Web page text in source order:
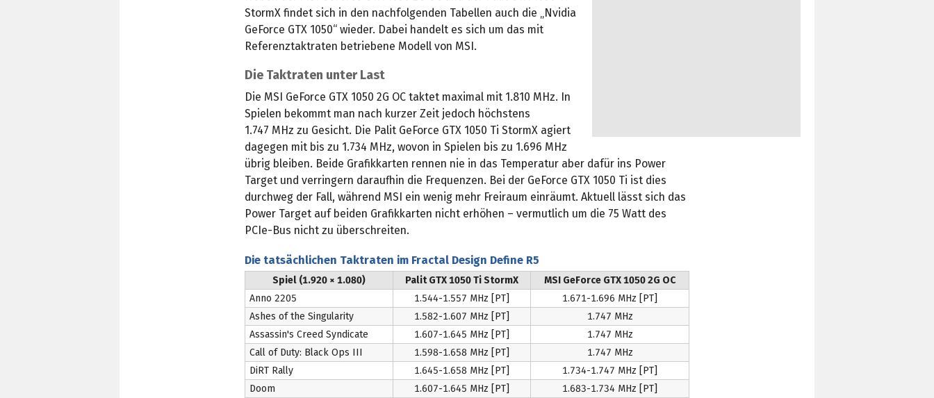
StormX findet sich in den nachfolgenden Tabellen auch die „Nvidia
GeForce GTX 1050“ wieder. Dabei handelt es sich um das mit
Referenztaktraten betriebene Modell von MSI.
Die Taktraten unter Last
Die MSI GeForce GTX 1050 2G OC taktet maximal mit 1.810 MHz. In
Spielen bekommt man nach kurzer Zeit jedoch höchstens
1.747 MHz zu Gesicht. Die Palit GeForce GTX 1050 Ti StormX agiert
dagegen mit bis zu 1.734 MHz, wovon in Spielen bis zu 1.696 MHz
übrig bleiben. Beide Grafikkarten rennen nie in das Temperatur aber dafür ins Power
Target und verringern daraufhin die Frequenzen. Bei der GeForce GTX 1050 Ti ist dies
durchweg der Fall, während MSI ein wenig mehr Freiraum einräumt. Aktuell lässt sich das
Power Target auf beiden Grafikkarten nicht erhöhen – vermutlich um die 75 Watt des
PCIe-Bus nicht zu überschreiten.
Die tatsächlichen Taktraten im Fractal Design Define R5
Spiel (1.920 × 1.080) Palit GTX 1050 Ti StormX
MSI GeForce GTX 1050 2G OC
Anno 2205
1.544-1.557 MHz [PT]
1.671-1.696 MHz [PT]
Ashes of the Singularity
1.582-1.607 MHz [PT]
1.747 MHz
Assassin's Creed Syndicate
1.607-1.645 MHz [PT]
1.747 MHz
Call of Duty: Black Ops III
1.598-1.658 MHz [PT]
1.747 MHz
DiRT Rally
1.645-1.658 MHz [PT]
1.734-1.747 MHz [PT]
Doom
1.607-1.645 MHz [PT]
1.683-1.734 MHz [PT]